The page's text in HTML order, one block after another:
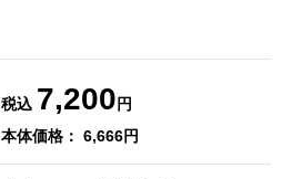
税込 7,200 円
本体価格： 6,666円